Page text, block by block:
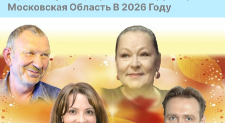
Московская Область В 2026 Году